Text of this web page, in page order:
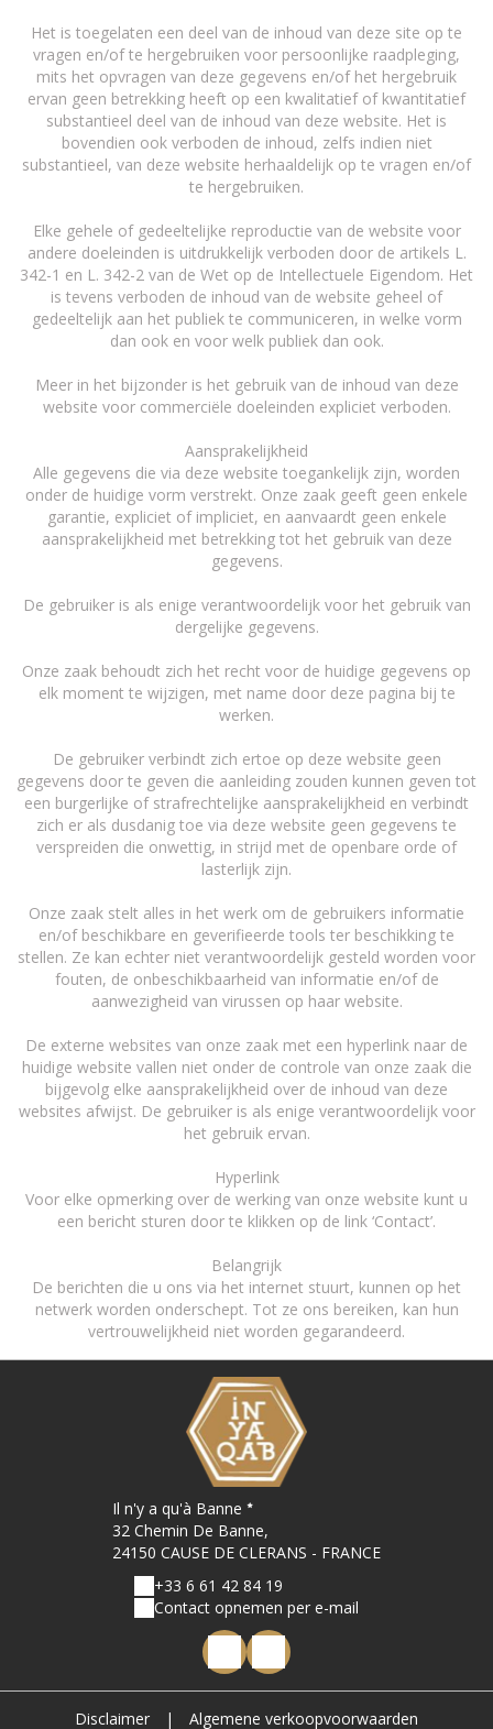
Het is toegelaten een deel van de inhoud van deze site op te
vragen en/of te hergebruiken voor persoonlijke raadpleging,
mits het opvragen van deze gegevens en/of het hergebruik
ervan geen betrekking heeft op een kwalitatief of kwantitatief
substantieel deel van de inhoud van deze website. Het is
bovendien ook verboden de inhoud, zelfs indien niet
substantieel, van deze website herhaaldelijk op te vragen en/of
te hergebruiken.
Elke gehele of gedeeltelijke reproductie van de website voor
andere doeleinden is uitdrukkelijk verboden door de artikels L.
342-1 en L. 342-2 van de Wet op de Intellectuele Eigendom. Het
is tevens verboden de inhoud van de website geheel of
gedeeltelijk aan het publiek te communiceren, in welke vorm
dan ook en voor welk publiek dan ook.
Meer in het bijzonder is het gebruik van de inhoud van deze
website voor commerciële doeleinden expliciet verboden.
Aansprakelijkheid
Alle gegevens die via deze website toegankelijk zijn, worden
onder de huidige vorm verstrekt. Onze zaak geeft geen enkele
garantie, expliciet of impliciet, en aanvaardt geen enkele
aansprakelijkheid met betrekking tot het gebruik van deze
gegevens.
De gebruiker is als enige verantwoordelijk voor het gebruik van
dergelijke gegevens.
Onze zaak behoudt zich het recht voor de huidige gegevens op
elk moment te wijzigen, met name door deze pagina bij te
werken.
De gebruiker verbindt zich ertoe op deze website geen
gegevens door te geven die aanleiding zouden kunnen geven tot
een burgerlijke of strafrechtelijke aansprakelijkheid en verbindt
zich er als dusdanig toe via deze website geen gegevens te
verspreiden die onwettig, in strijd met de openbare orde of
lasterlijk zijn.
Onze zaak stelt alles in het werk om de gebruikers informatie
en/of beschikbare en geverifieerde tools ter beschikking te
stellen. Ze kan echter niet verantwoordelijk gesteld worden voor
fouten, de onbeschikbaarheid van informatie en/of de
aanwezigheid van virussen op haar website.
De externe websites van onze zaak met een hyperlink naar de
huidige website vallen niet onder de controle van onze zaak die
bijgevolg elke aansprakelijkheid over de inhoud van deze
websites afwijst. De gebruiker is als enige verantwoordelijk voor
het gebruik ervan.
Hyperlink
Voor elke opmerking over de werking van onze website kunt u
een bericht sturen door te klikken op de link ‘Contact’.
Belangrijk
De berichten die u ons via het internet stuurt, kunnen op het
netwerk worden onderschept. Tot ze ons bereiken, kan hun
vertrouwelijkheid niet worden gegarandeerd.
Il n'y a qu'à Banne
32 Chemin De Banne,
24150 CAUSE DE CLERANS - FRANCE
+33 6 61 42 84 19
Contact opnemen per e-mail
Disclaimer | Algemene verkoopvoorwaarden